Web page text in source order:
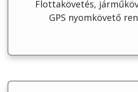
Flottakövetés,
GPS nyomkövető